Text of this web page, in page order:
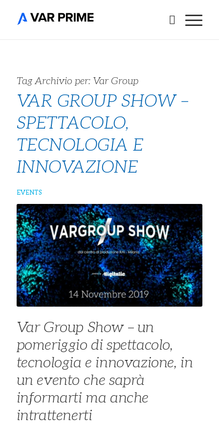
Tag Archivio per: Var Group
VAR GROUP SHOW –
SPETTACOLO,
TECNOLOGIA E
INNOVAZIONE
EVENTS
Var Group Show – un
pomeriggio di spettacolo,
tecnologia e innovazione, in
un evento che saprà
informarti ma anche
intrattenerti